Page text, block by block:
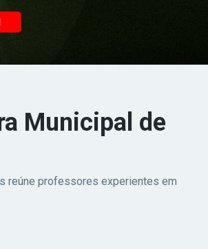
está vazio.
Municipal de
reúne professores experientes em